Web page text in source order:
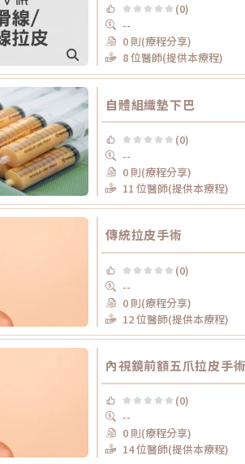
(0)
--
0 則(療程分享)
8 位醫師(提供本療程)
自體組織墊下巴
(0)
--
0 則(療程分享)
11 位醫師(提供本療程)
傳統拉皮手術
(0)
--
0 則(療程分享)
12 位醫師(提供本療程)
內視鏡前額五爪拉皮手術
(0)
--
0 則(療程分享)
14 位醫師(提供本療程)